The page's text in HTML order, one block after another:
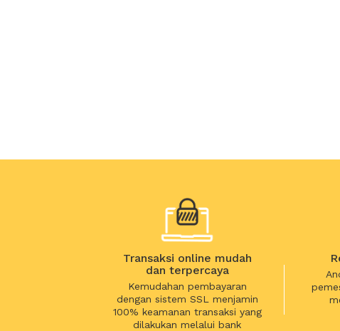
Transaksi online mudah
dan terpercaya
Kemudahan pembayaran
dengan sistem SSL menjamin
100% keamanan transaksi yang
dilakukan melalui bank